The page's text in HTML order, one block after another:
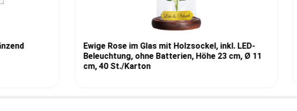
Ewige Rose im Glas mit Holzsockel, inkl. LED-
Beleuchtung, ohne Batterien, Höhe 23 cm, Ø 11
cm, 40 St./Karton